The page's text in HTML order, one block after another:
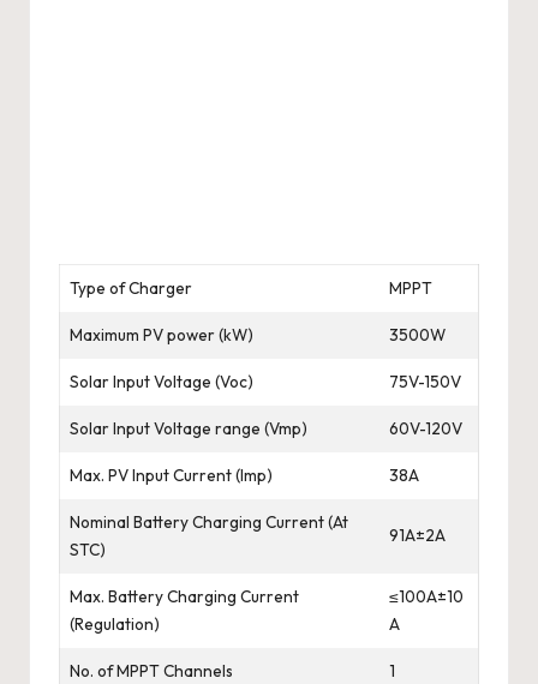
Type of Charger MPPT
Maximum PV power (kW) 3500W
Solar Input Voltage (Voc) 75V-150V
Solar Input Voltage range (Vmp) 60V-120V
Max. PV Input Current (Imp) 38A
Nominal Battery Charging Current (At
STC)
91A±2A
Max. Battery Charging Current
(Regulation)
≤100A±10
A
No. of MPPT Channels 1